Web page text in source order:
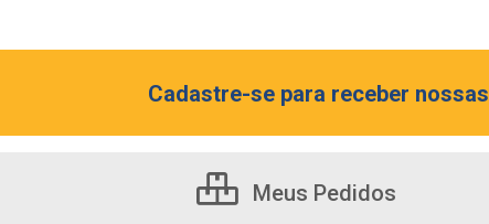
Cadastre-se para receber
Meus Pedidos